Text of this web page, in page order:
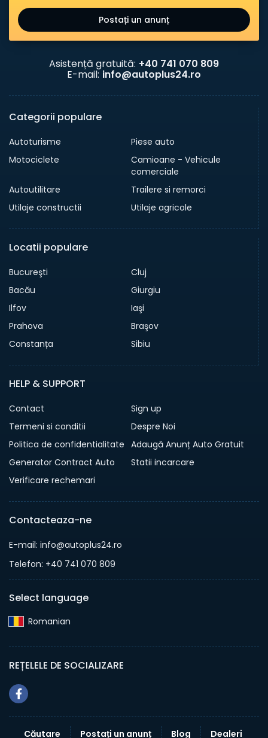
Postați un anunț
Asistență gratuită: +40 741 070 809
E-mail: info@autoplus24.ro
Categorii populare
Autoturisme
Piese auto
Motociclete
Camioane - Vehicule
comerciale
Autoutilitare
Trailere si remorci
Utilaje constructii
Utilaje agricole
Locatii populare
Bucureşti
Cluj
Bacău
Giurgiu
Ilfov
Iaşi
Prahova
Braşov
Constanța
Sibiu
HELP & SUPPORT
Contact
Sign up
Termeni si conditii
Despre Noi
Politica de confidentialitate Adaugă Anunț Auto Gratuit
Generator Contract Auto
Statii incarcare
Verificare rechemari
Contacteaza-ne
E-mail: info@autoplus24.ro
Telefon: +40 741 070 809
Select language
Romanian‎
REȚELELE DE SOCIALIZARE
Căutare Postați un anunț Blog Dealeri